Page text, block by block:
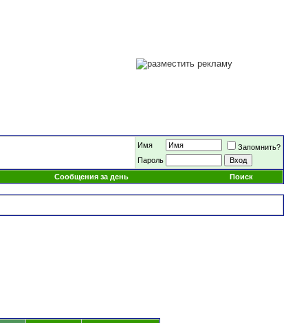
Имя
Запомнить?
Пароль
Сообщения за день
Поиск